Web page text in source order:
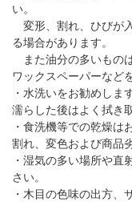
い。
変形、割れ、ひびが
る場合があります。
また油分の多いもの
ワックスペーパーなど
・水洗いをお勧めします
濡らした後はよく拭き
・食洗機等での乾燥は
割れ、変色および商品
・湿気の多い場所や直
さい。
・木目の色味の出方、